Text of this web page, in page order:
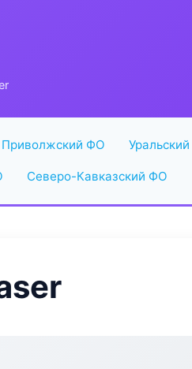
Приволжский ФО
Северо-Кавказский ФО